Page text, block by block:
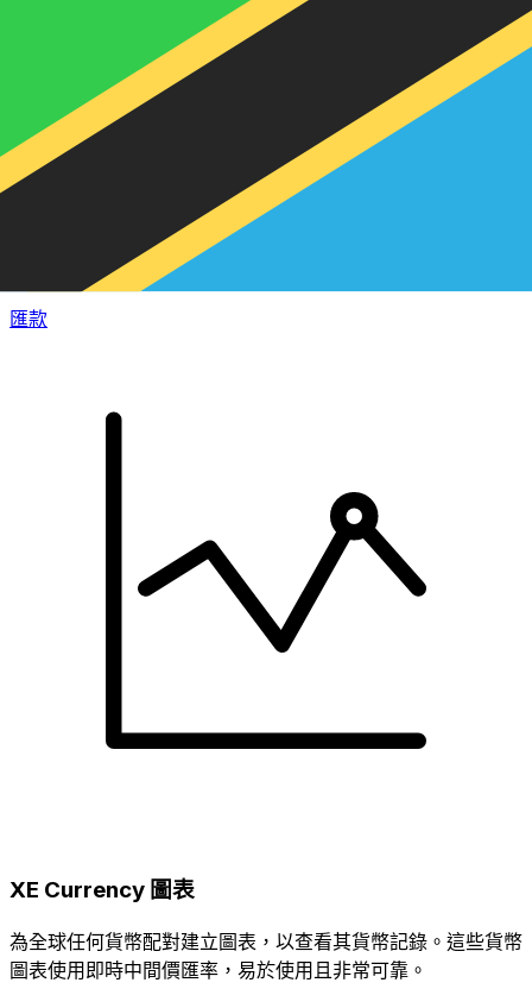
XE 國際匯款
快捷安全地上網匯款。即時追蹤和通知外加靈活的遞送和付款
匯款
XE Currency 圖表
為全球任何貨幣配對建立圖表，以查看其貨幣記錄。這些貨幣
圖表使用即時中間價匯率，易於使用且非常可靠。